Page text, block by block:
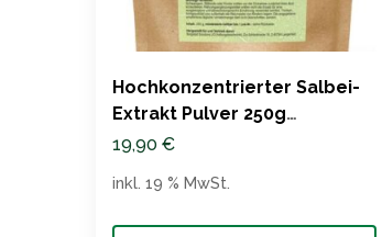
Hochkonzentrierter Salbei-
Extrakt Pulver 250g
Bonemis®
19,90 €
inkl. 19 % MwSt.